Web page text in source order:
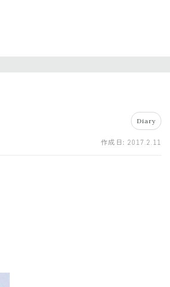
Diary
作成日:2017.2.11